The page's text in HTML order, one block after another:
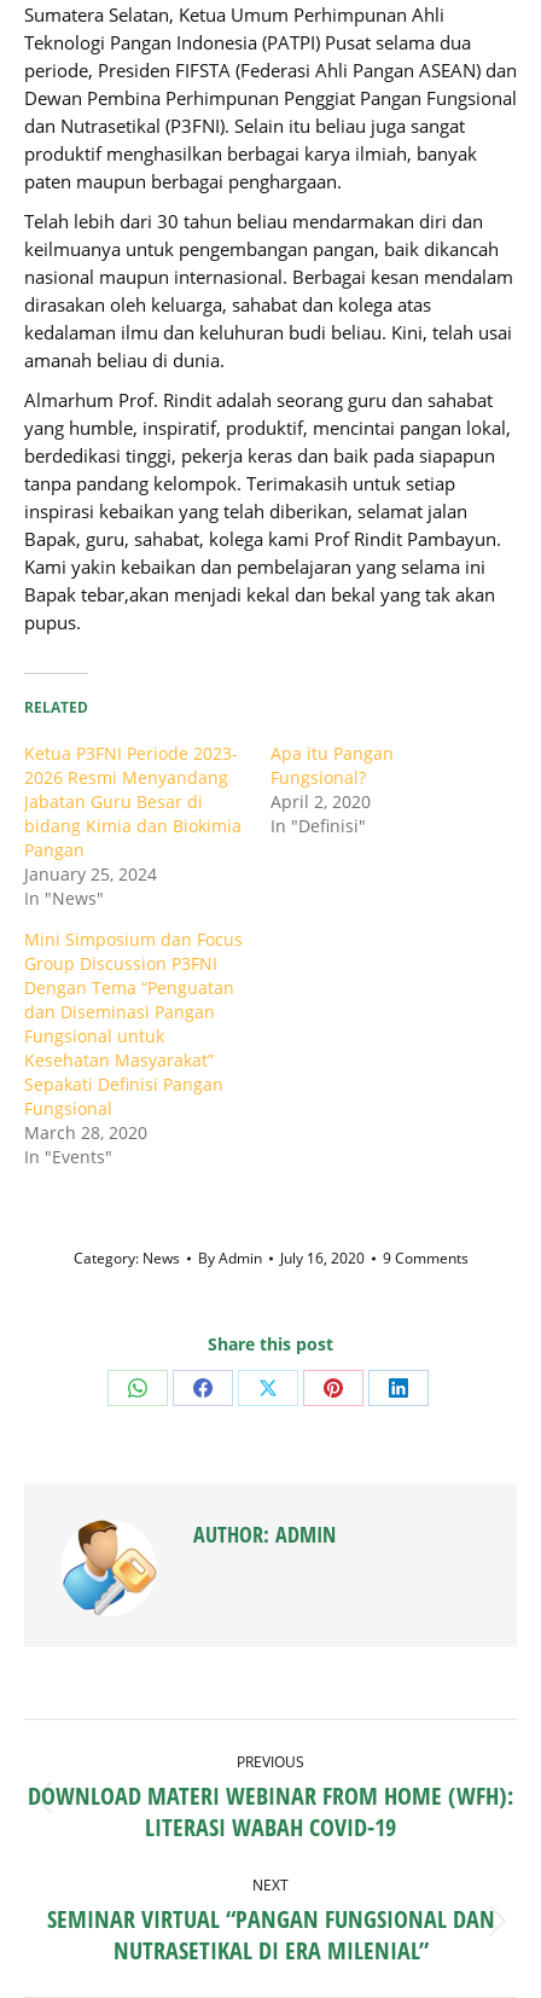
Sumatera Selatan, Ketua Umum Perhimpunan Ahli
Teknologi Pangan Indonesia (PATPI) Pusat selama dua
periode, Presiden FIFSTA (Federasi Ahli Pangan ASEAN) dan
Dewan Pembina Perhimpunan Penggiat Pangan Fungsional
dan Nutrasetikal (P3FNI). Selain itu beliau juga sangat
produktif menghasilkan berbagai karya ilmiah, banyak
paten maupun berbagai penghargaan.
Telah lebih dari 30 tahun beliau mendarmakan diri dan
keilmuanya untuk pengembangan pangan, baik dikancah
nasional maupun internasional. Berbagai kesan mendalam
dirasakan oleh keluarga, sahabat dan kolega atas
kedalaman ilmu dan keluhuran budi beliau. Kini, telah usai
amanah beliau di dunia.
Almarhum Prof. Rindit adalah seorang guru dan sahabat
yang humble, inspiratif, produktif, mencintai pangan lokal,
berdedikasi tinggi, pekerja keras dan baik pada siapapun
tanpa pandang kelompok. Terimakasih untuk setiap
inspirasi kebaikan yang telah diberikan, selamat jalan
Bapak, guru, sahabat, kolega kami Prof Rindit Pambayun.
Kami yakin kebaikan dan pembelajaran yang selama ini
Bapak tebar,akan menjadi kekal dan bekal yang tak akan
pupus.
RELATED
Ketua P3FNI Periode 2023-
2026 Resmi Menyandang
Jabatan Guru Besar di
bidang Kimia dan Biokimia
Pangan
January 25, 2024
In "News"
Apa itu Pangan
Fungsional?
April 2, 2020
In "Definisi"
Mini Simposium dan Focus
Group Discussion P3FNI
Dengan Tema “Penguatan
dan Diseminasi Pangan
Fungsional untuk
Kesehatan Masyarakat”
Sepakati Definisi Pangan
Fungsional
March 28, 2020
In "Events"
Category: News ByAdmin July 16, 2020 9 Comments
Share this post
Share Share Share Share Share
AUTHOR: ADMIN
NAVIGATION
PREVIOUS
Previous
post:
DOWNLOAD MATERI WEBINAR FROM HOME (WFH):
LITERASI WABAH COVID-19
NEXT
Next
post:
SEMINAR VIRTUAL “PANGAN FUNGSIONAL DAN
NUTRASETIKAL DI ERA MILENIAL”